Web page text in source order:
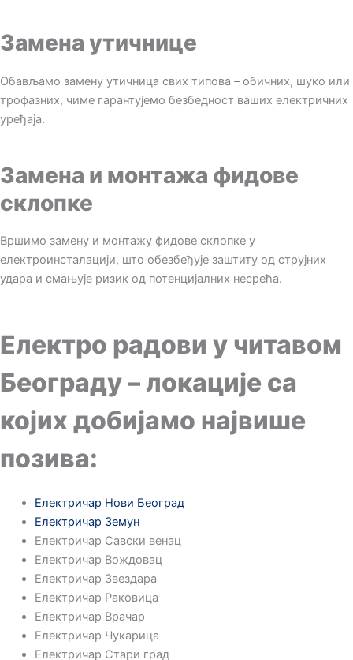
Замена утичнице
Обављамо замену утичница свих типова – обичних, шуко или
трофазних, чиме гарантујемо безбедност ваших електричних
уређаја.
Замена и монтажа фидове
склопке
Вршимо замену и монтажу фидове склопке у
електроинсталацији, што обезбеђује заштиту од струјних
удара и смањује ризик од потенцијалних несрећа.
Електро радови у читавом
Београду – локације са
којих добијамо највише
позива:
Електричар Нови Београд
Електричар Земун
Електричар Савски венац
Електричар Вождовац
Електричар Звездара
Електричар Раковица
Електричар Врачар
Електричар Чукарица
Електричар Стари град